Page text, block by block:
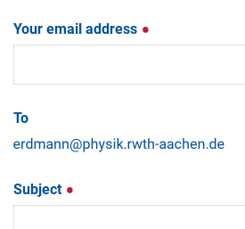
Your email address
To
Subject